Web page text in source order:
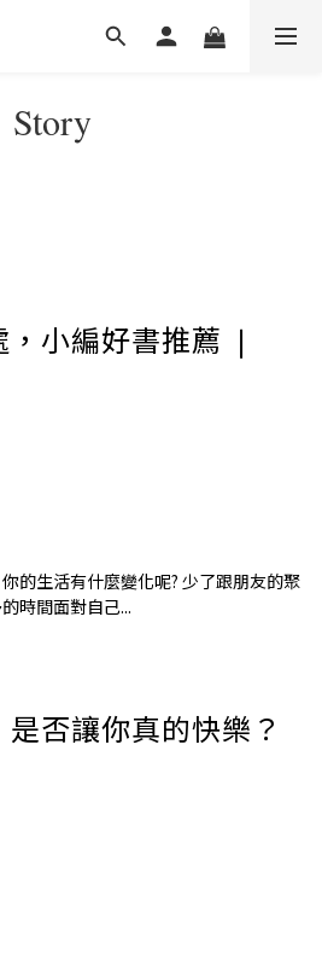
Story
小編好書推薦 ❘
的生活有什麼變化呢? 少了跟朋友的聚
時間面對自己...
否讓你真的快樂？